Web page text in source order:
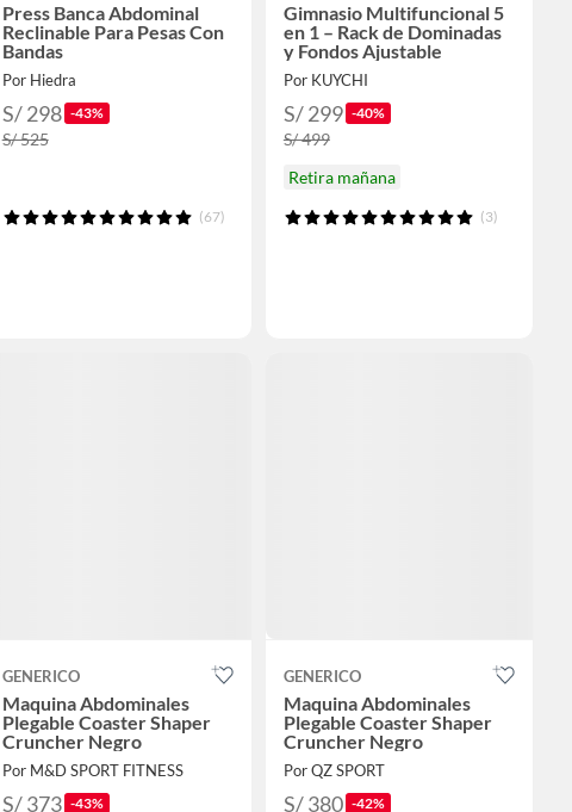
Press Banca Abdominal
Reclinable Para Pesas Con
Bandas
Por Hiedra
S/ 298 -43%
S/ 525
(67)
Gimnasio Multifuncional 5
en 1 – Rack de Dominadas
y Fondos Ajustable
Por KUYCHI
S/ 299 -40%
S/ 499
Retira mañana
(3)
GENERICO
Maquina Abdominales
Plegable Coaster Shaper
Cruncher Negro
Por M&D SPORT FITNESS
S/ 373 -43%
GENERICO
Maquina Abdominales
Plegable Coaster Shaper
Cruncher Negro
Por QZ SPORT
S/ 380 -42%